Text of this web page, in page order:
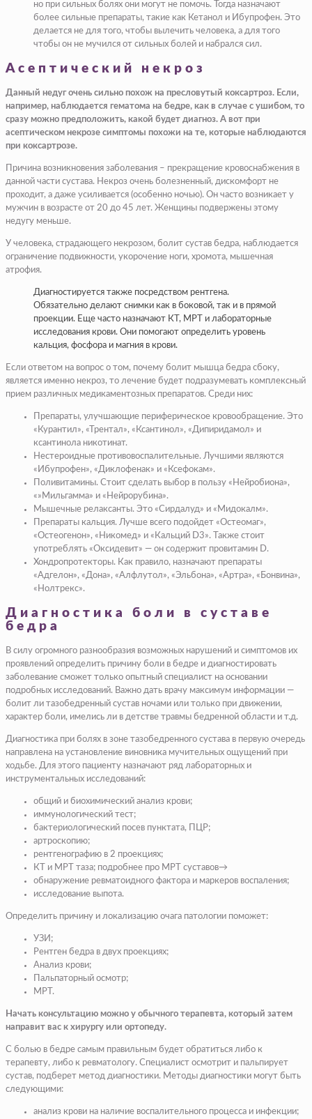
но при сильных болях они могут не помочь. Тогда назначают
более сильные препараты, такие как Кетанол и Ибупрофен. Это
делается не для того, чтобы вылечить человека, а для того
чтобы он не мучился от сильных болей и набрался сил.
Асептический некроз
Данный недуг очень сильно похож на пресловутый коксартроз. Если,
например, наблюдается гематома на бедре, как в случае с ушибом, то
сразу можно предположить, какой будет диагноз. А вот при
асептическом некрозе симптомы похожи на те, которые наблюдаются
при коксартрозе.
Причина возникновения заболевания – прекращение кровоснабжения в
данной части сустава. Некроз очень болезненный, дискомфорт не
проходит, а даже усиливается (особенно ночью). Он часто возникает у
мужчин в возрасте от 20 до 45 лет. Женщины подвержены этому
недугу меньше.
У человека, страдающего некрозом, болит сустав бедра, наблюдается
ограничение подвижности, укорочение ноги, хромота, мышечная
атрофия.
Диагностируется также посредством рентгена.
Обязательно делают снимки как в боковой, так и в прямой
проекции. Еще часто назначают КТ, МРТ и лабораторные
исследования крови. Они помогают определить уровень
кальция, фосфора и магния в крови.
Если ответом на вопрос о том, почему болит мышца бедра сбоку,
является именно некроз, то лечение будет подразумевать комплексный
прием различных медикаментозных препаратов. Среди них:
Препараты, улучшающие периферическое кровообращение. Это
«Курантил», «Трентал», «Ксантинол», «Дипиридамол» и
ксантинола никотинат.
Нестероидные противовоспалительные. Лучшими являются
«Ибупрофен», «Диклофенак» и «Ксефокам».
Поливитамины. Стоит сделать выбор в пользу «Нейробиона»,
«»Мильгамма» и «Нейрорубина».
Мышечные релаксанты. Это «Сирдалуд» и «Мидокалм».
Препараты кальция. Лучше всего подойдет «Остеомаг»,
«Остеогенон», «Никомед» и «Кальций D3». Также стоит
употреблять «Оксидевит» — он содержит провитамин D.
Хондропротекторы. Как правило, назначают препараты
«Адгелон», «Дона», «Алфлутол», «Эльбона», «Артра», «Бонвина»,
«Нолтрекс».
Диагностика боли в суставе
бедра
В силу огромного разнообразия возможных нарушений и симптомов их
проявлений определить причину боли в бедре и диагностировать
заболевание сможет только опытный специалист на основании
подробных исследований. Важно дать врачу максимум информации —
болит ли тазобедренный сустав ночами или только при движении,
характер боли, имелись ли в детстве травмы бедренной области и т.д.
Диагностика при болях в зоне тазобедренного сустава в первую очередь
направлена на установление виновника мучительных ощущений при
ходьбе. Для этого пациенту назначают ряд лабораторных и
инструментальных исследований:
общий и биохимический анализ крови;
иммунологический тест;
бактериологический посев пунктата, ПЦР;
артроскопию;
рентгенографию в 2 проекциях;
КТ и МРТ таза; подробнее про МРТ суставов→
обнаружение ревматоидного фактора и маркеров воспаления;
исследование выпота.
Определить причину и локализацию очага патологии поможет:
УЗИ;
Рентген бедра в двух проекциях;
Анализ крови;
Пальпаторный осмотр;
МРТ.
Начать консультацию можно у обычного терапевта, который затем
направит вас к хирургу или ортопеду.
С болью в бедре самым правильным будет обратиться либо к
терапевту, либо к ревматологу. Специалист осмотрит и пальпирует
сустав, подберет метод диагностики. Методы диагностики могут быть
следующими:
анализ крови на наличие воспалительного процесса и инфекции;